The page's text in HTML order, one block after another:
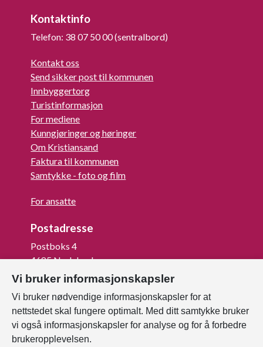
Kontaktinfo
Telefon: 38 07 50 00 (sentralbord)
Kontakt oss
Send sikker post til kommunen
Innbyggertorg
Turistinformasjon
For mediene
Kunngjøringer og høringer
Om Kristiansand
Faktura til kommunen
Samtykke - foto og film
For ansatte
Postadresse
Postboks 4
4685 Nodeland
Org.nr: 820 852 982
Last ned vår innbygger -app
Vi bruker informasjonskapsler
Vi bruker nødvendige informasjonskapsler for at
nettstedet skal fungere optimalt. Med ditt samtykke bruker
vi også informasjonskapsler for analyse og for å forbedre
brukeropplevelsen.